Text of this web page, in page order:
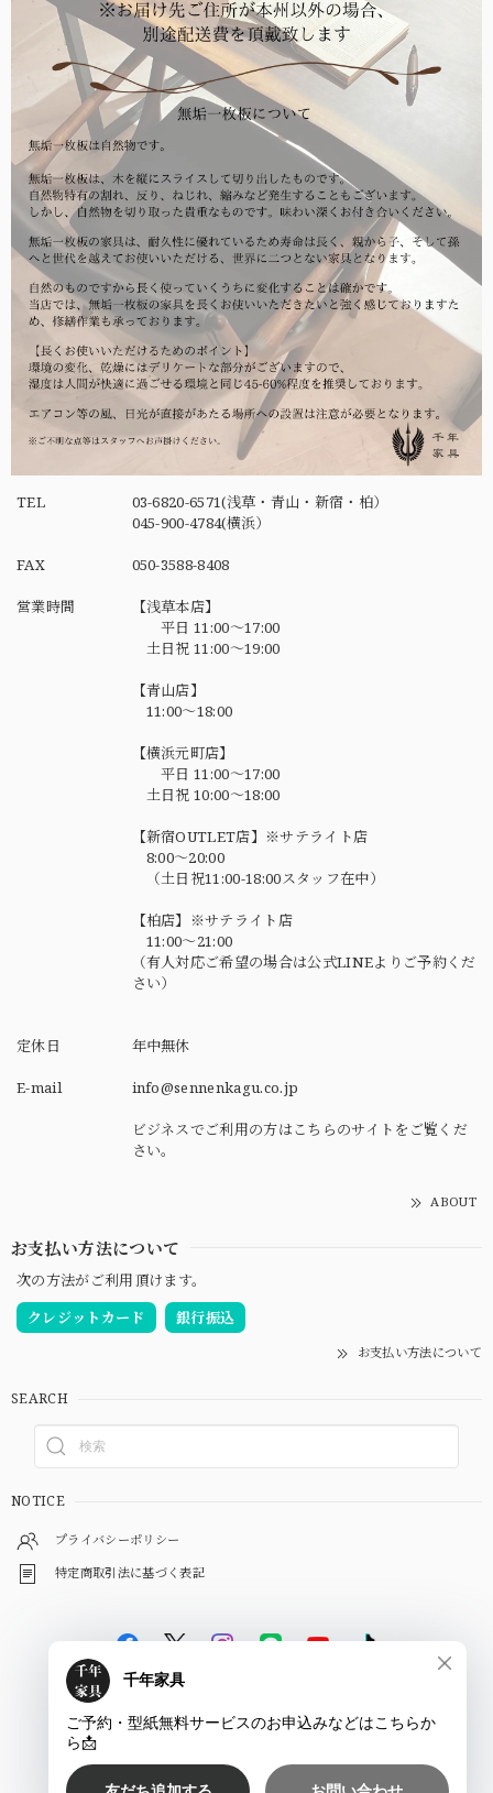
TEL
03-6820-6571(浅草・青山・新宿・柏）
045-900-4784(横浜）
FAX 050-3588-8408
営業時間
【浅草本店】
平日 11:00～17:00
土日祝 11:00～19:00
【青山店】
11:00～18:00
【横浜元町店】
平日 11:00～17:00
土日祝 10:00～18:00
【新宿OUTLET店】※サテライト店
8:00～20:00
（土日祝11:00-18:00スタッフ在中）
【柏店】※サテライト店
11:00～21:00
（有人対応ご希望の場合は公式LINEよりご予約くだ
さい）
定休日 年中無休
E-mail info@sennenkagu.co.jp
ビジネスでご利用の方はこちらのサイトをご覧くだ
さい。
ABOUT
お支払い方法について
次の方法がご利用頂けます。
クレジットカード
銀行振込
お支払い方法について
SEARCH
NOTICE
プライバシーポリシー
特定商取引法に基づく表記
千年家具 - 一枚板 テーブル専門店